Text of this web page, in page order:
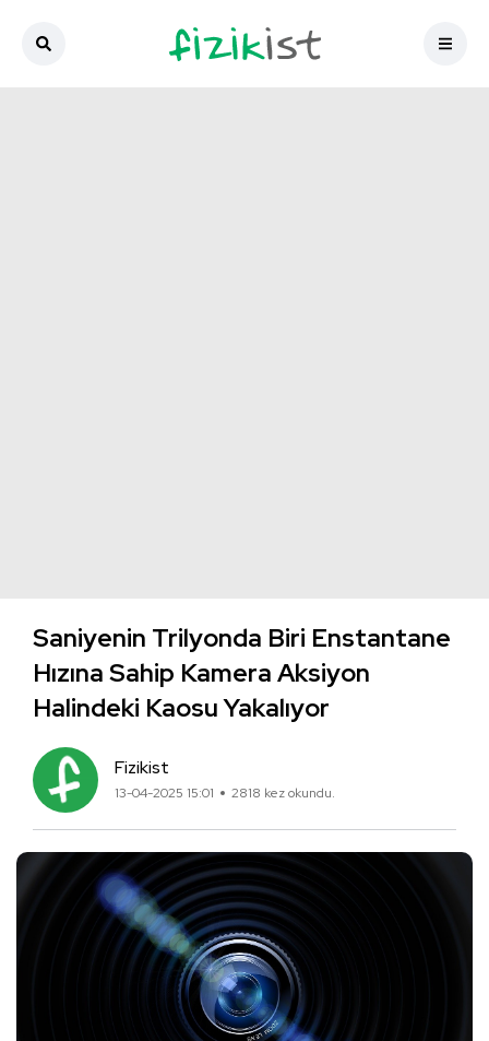
Saniyenin Trilyonda Biri Enstantane
Hızına Sahip Kamera Aksiyon
Halindeki Kaosu Yakalıyor
Fizikist
13-04-2025 15:01 2818 kez okundu.